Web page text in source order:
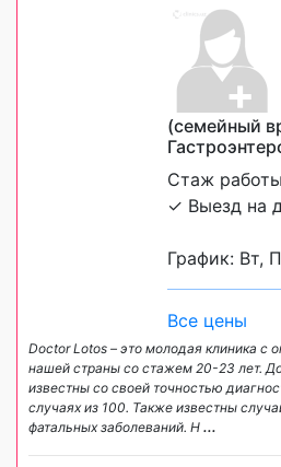
(семейный
Стаж
✓ Выезд на
График: Вт,
Все цены
Doctor Lotos – это молодая клиника с
нашей страны со стажем 20-23 лет.
известны со своей точностью
случаях из 100. Также известны
фатальных заболеваний. Н ...